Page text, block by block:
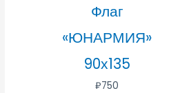
Флаг
«ЮНАРМИЯ»
90х135
₽750